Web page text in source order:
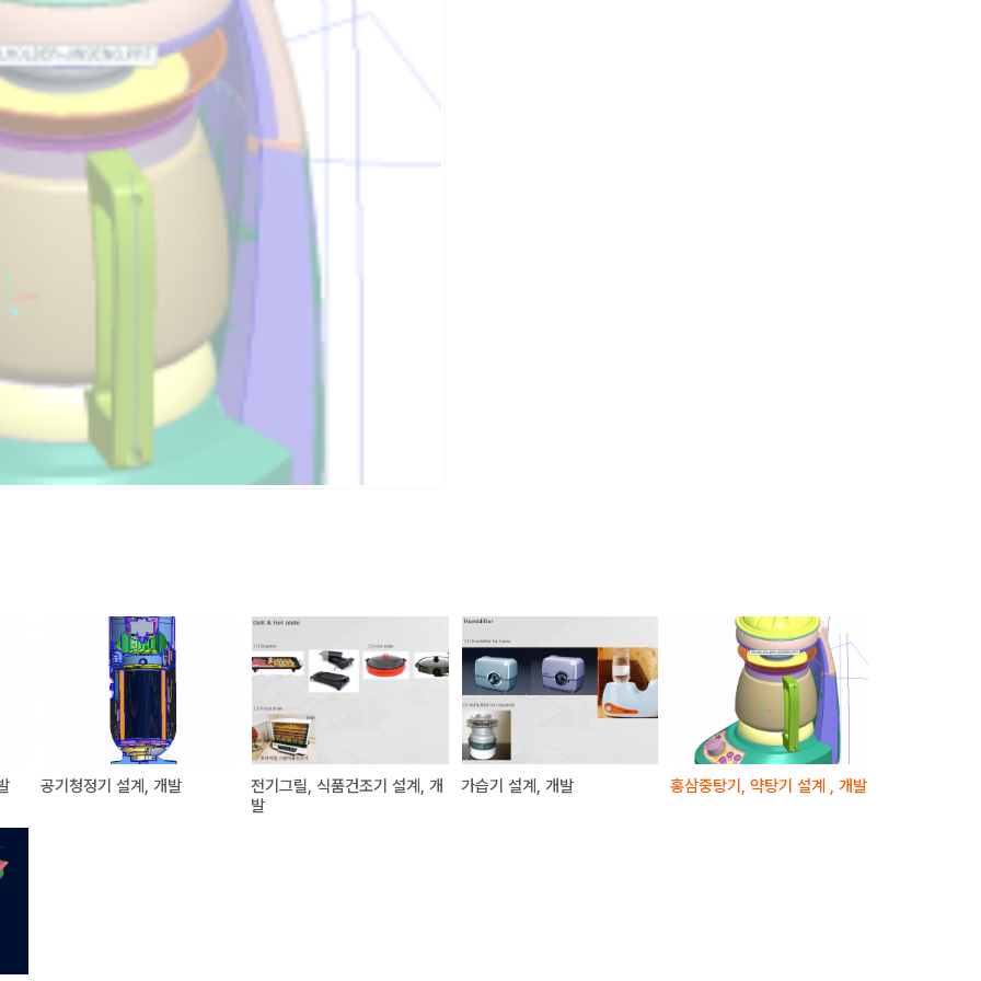
공기청정기 설계, 개발
전기그릴, 식품건조기 설계, 개
발
가습기 설계, 개발 홍삼중탕기, 약탕기 설계 , 개발